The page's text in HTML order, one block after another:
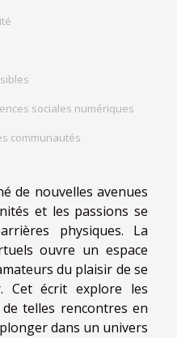
sociales numériques
communautés
de nouvelles avenues
et les passions se
physiques. La
ouvre un espace
du plaisir de se
Cet écrit explore les
telles rencontres en
dans un univers